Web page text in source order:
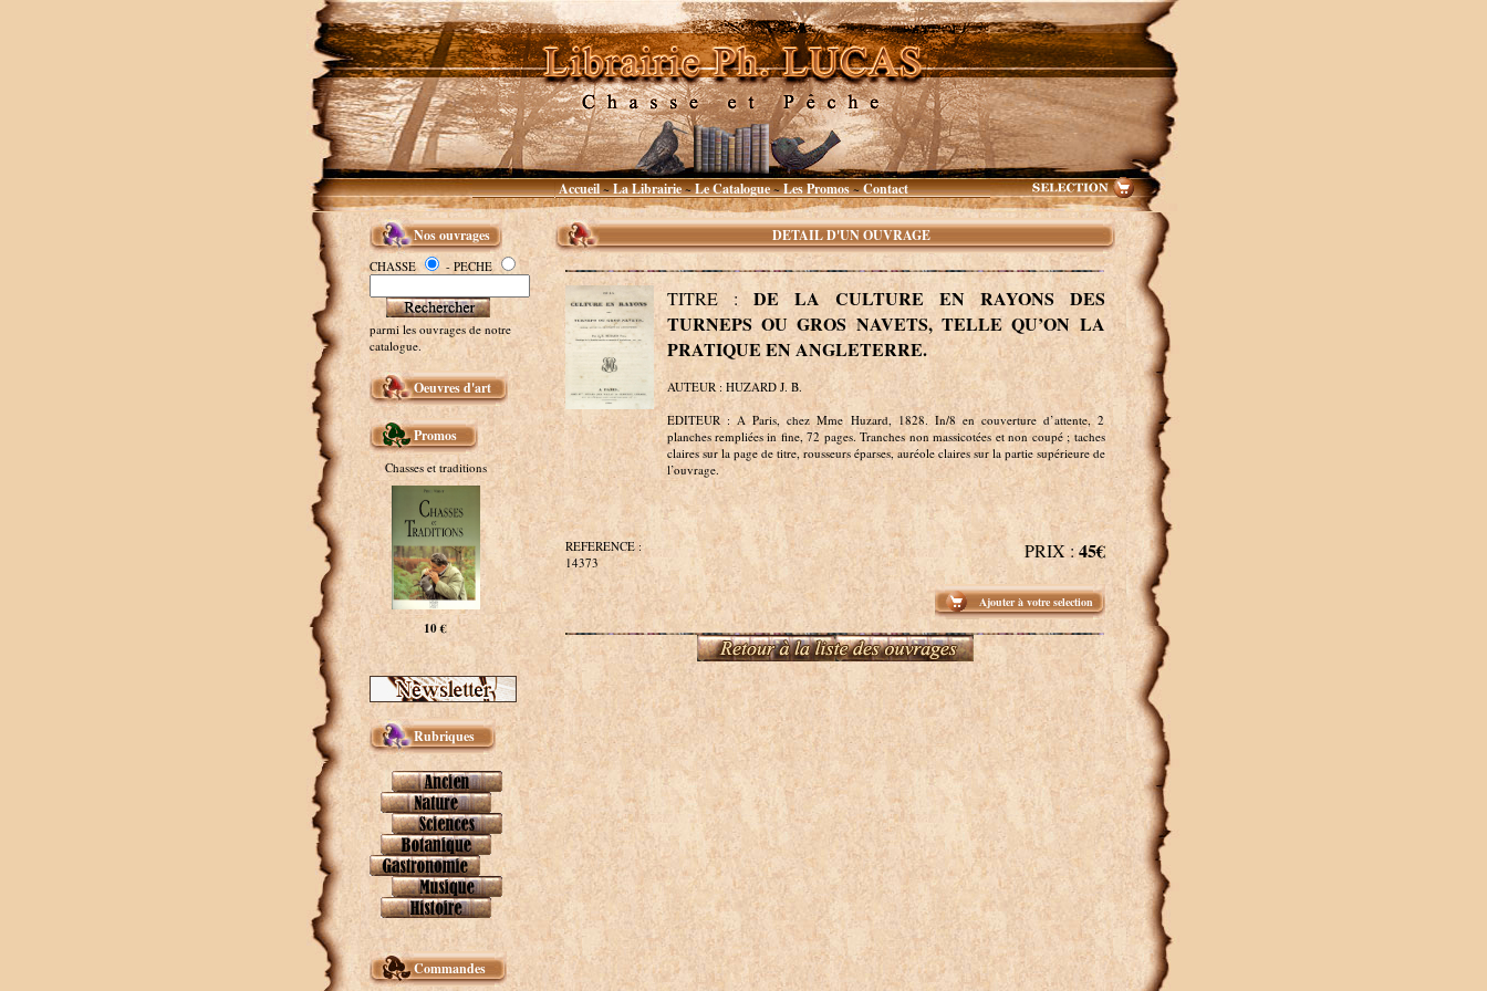
Accueil~La Librairie~Le Catalogue~Les Promos~Contact
Nos ouvrages
CHASSE - PECHE
parmi les ouvrages de notre
catalogue.
Oeuvres d'art
Promos
Chasses et traditions
10 €
Rubriques
Commandes
DETAIL D'UN OUVRAGE
TITRE :DE LA CULTURE EN RAYONS DES
TURNEPS OU GROS NAVETS, TELLE QU’ON LA
PRATIQUE EN ANGLETERRE.
AUTEUR : HUZARD J. B.
EDITEUR : A Paris, chez Mme Huzard, 1828. In/8 en couverture d’attente, 2
planches rempliées in fine, 72 pages. Tranches non massicotées et non coupé ; taches
claires sur la page de titre, rousseurs éparses, auréole claires sur la partie supérieure de
l’ouvrage.
REFERENCE :
14373
PRIX :45€
Ajouter à votre selection